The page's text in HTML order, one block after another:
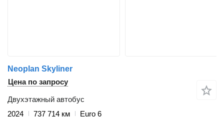
Neoplan Skyliner
Цена по запросу
Двухэтажный автобус
2024
737 714 км
Euro 6